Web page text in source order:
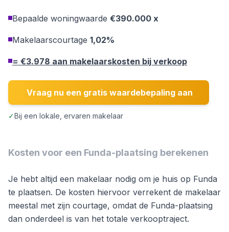
Bepaalde woningwaarde €390.000 x
Makelaarscourtage 1,02%
= €3.978 aan makelaarskosten bij verkoop
Vraag nu een gratis waardebepaling aan
✓Bij een lokale, ervaren makelaar
Kosten voor een Funda-plaatsing berekenen
Je hebt altijd een makelaar nodig om je huis op Funda
te plaatsen. De kosten hiervoor verrekent de makelaar
meestal met zijn courtage, omdat de Funda-plaatsing
dan onderdeel is van het totale verkooptraject.